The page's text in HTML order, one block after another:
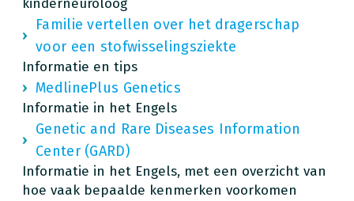
Familie vertellen over het dragerschap
voor een stofwisselingsziekte
Informatie en tips
MedlinePlus Genetics
Informatie in het Engels
Genetic and Rare Diseases Information
Center (GARD)
Informatie in het Engels, met een overzicht van
hoe vaak bepaalde kenmerken voorkomen